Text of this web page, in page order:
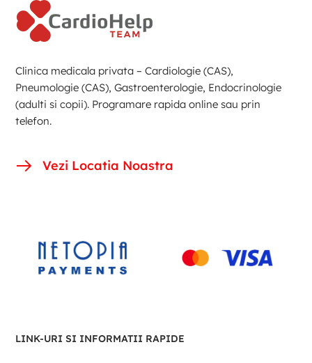
Clinica medicala privata – Cardiologie (CAS),
Pneumologie (CAS), Gastroenterologie, Endocrinologie
(adulti si copii). Programare rapida online sau prin
telefon.
Vezi Locatia Noastra
LINK-URI SI INFORMATII RAPIDE